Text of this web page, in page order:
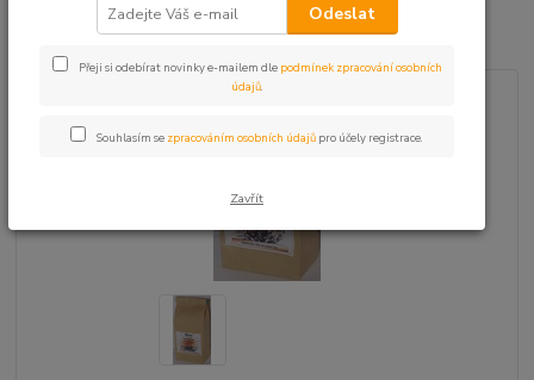
Ratan kořen Odeslat
Přeji si odebírat novinky e-mailem dle podmínek zpracování osobních
údajů.
Souhlasím se zpracováním osobních údajů pro účely registrace.
Zavřít